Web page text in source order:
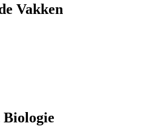
Vakken
Biologie